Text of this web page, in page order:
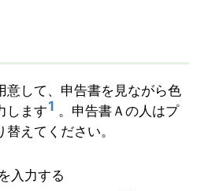
意して、申告書を見ながら色
します1 。申告書Ａの人はプ
えてください。
入力する